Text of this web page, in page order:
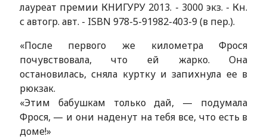
лауреат премии КНИГУРУ 2013. - 3000 экз. - Кн.
с автогр. авт. - ISBN 978-5-91982-403-9 (в пер.).
«После первого же километра Фрося
почувствовала, что ей жарко. Она
остановилась, сняла куртку и запихнула ее в
рюкзак.
«Этим бабушкам только дай, — подумала
Фрося, — и они наденут на тебя все, что есть в
доме!»